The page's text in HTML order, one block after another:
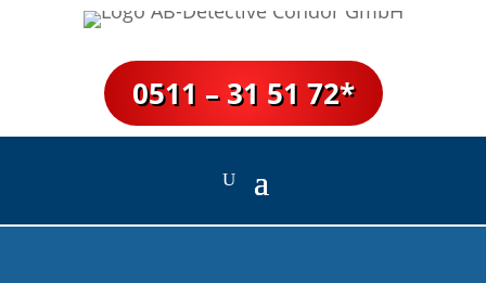
0511 – 31 51 72*